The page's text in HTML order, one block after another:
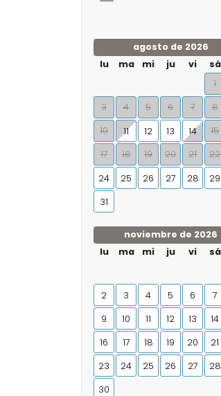
agosto de 2026
lu
ma mi ju vi sá
1
3
4 5 6 7 8
10
11 12 13 14 15
17
18 19 20 21 22
24
25 26 27 28 29
31
noviembre de 2026
lu
ma mi ju vi sá
2
3 4 5 6 7
9
10 11 12 13 14
16
17 18 19 20 21
23
24 25 26 27 28
30